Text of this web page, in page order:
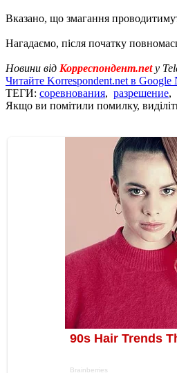
Вказано, що змагання
Нагадаємо, після початку
Новини від Корреспондент.netу
Читайте Korrespondent.net в Google
ТЕГИ: соревнования, разрешение,
Якщо ви помітили помилку,